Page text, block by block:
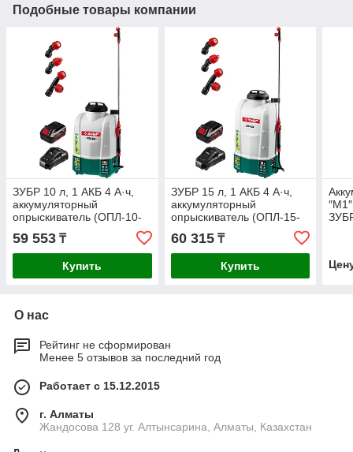
Подобные товары компании
ЗУБР 10 л, 1 АКБ 4 А·ч,
аккумуляторный
опрыскиватель (ОПЛ-10-
59 553 ₸
Купить
ЗУБР 15 л, 1 АКБ 4 А·ч,
аккумуляторный
опрыскиватель (ОПЛ-15-
60 315₸
Купить
О нас
Рейтинг не сформирован
Менее 5 отзывов за последний год
Работает с 15.12.2015
г. Алматы
Жандосова 128 уг. Алтынсарина, Алматы, Казахстан